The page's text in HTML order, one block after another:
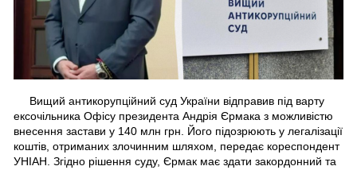
Вищий антикорупційний суд України відправив під варту
ексочільника Офісу президента Андрія Єрмака з можливістю
внесення застави у 140 млн грн. Його підозрюють у легалізації
коштів, отриманих злочинним шляхом, передає кореспондент
УНІАН. Згідно рішення суду, Єрмак має здати закордонний та